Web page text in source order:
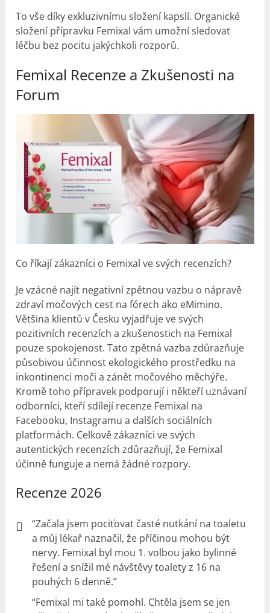
To vše díky exkluzivnímu složení kapslí. Organické
složení přípravku Femixal vám umožní sledovat
léčbu bez pocitu jakýchkoli rozporů.
Femixal Recenze a Zkušenosti na
Forum
Co říkají zákazníci o Femixal ve svých recenzích?
Je vzácné najít negativní zpětnou vazbu o nápravě
zdraví močových cest na fórech ako eMimino.
Většina klientů v Česku vyjadřuje ve svých
pozitivních recenzích azkušenostich na Femixal
pouze spokojenost. Tato zpětná vazba zdůrazňuje
působivou účinnost ekologického prostředku na
inkontinenci moči a zánět močového měchýře.
Kromě toho přípravek podporují i někteří uznávaní
odborníci, kteří sdílejí recenze Femixal na
Facebooku, Instagramu a dalších sociálních
platformách. Celkově zákazníci ve svých
autentických recenzích zdůrazňují, že Femixal
účinně funguje a nemá žádné rozpory.
Recenze 2026
“Začala jsem pociťovat časté nutkání na toaletu
a můj lékař naznačil, že příčinou mohou být
nervy. Femixal byl mou 1. volbou jako bylinné
řešení a snížil mé návštěvy toalety z 16 na
pouhých 6 denně.”
“Femixal mi také pomohl. Chtěla jsem se jen